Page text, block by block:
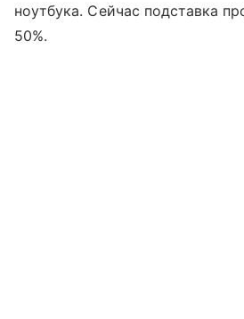
ноутбука. Сейчас подставка
50%.